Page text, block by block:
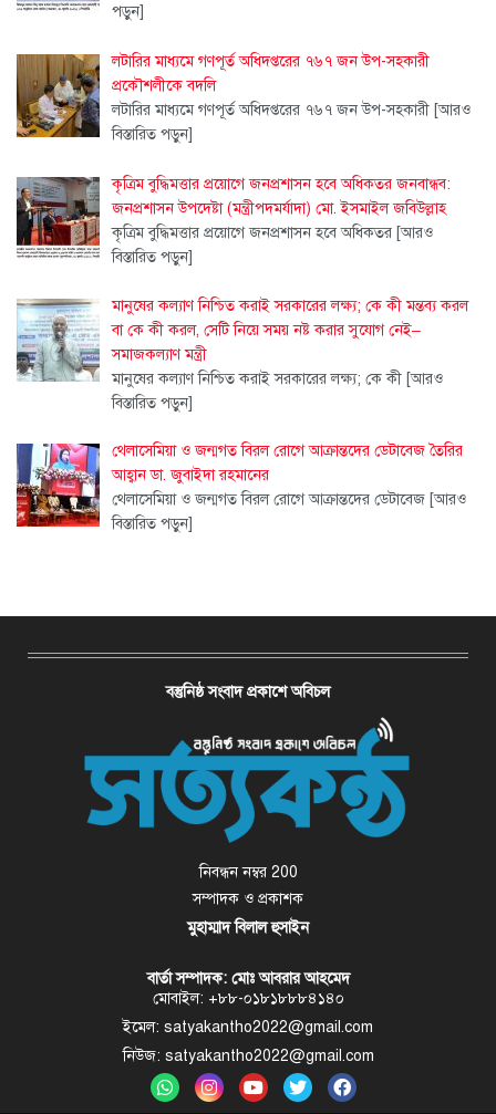
পড়ুন]
লটারির মাধ্যমে গণপূর্ত অধিদপ্তরের ৭৬৭ জন উপ-সহকারী
প্রকৌশলীকে বদলি
লটারির মাধ্যমে গণপূর্ত অধিদপ্তরের ৭৬৭ জন উপ-সহকারী [আরও
বিস্তারিত পড়ুন]
কৃত্রিম বুদ্ধিমত্তার প্রয়োগে জনপ্রশাসন হবে অধিকতর জনবান্ধব:
জনপ্রশাসন উপদেষ্টা (মন্ত্রীপদমর্যাদা) মো. ইসমাইল জবিউল্লাহ
কৃত্রিম বুদ্ধিমত্তার প্রয়োগে জনপ্রশাসন হবে অধিকতর [আরও
বিস্তারিত পড়ুন]
মানুষের কল্যাণ নিশ্চিত করাই সরকারের লক্ষ্য; কে কী মন্তব্য করল
বা কে কী করল, সেটি নিয়ে সময় নষ্ট করার সুযোগ নেই–
সমাজকল্যাণ মন্ত্রী
মানুষের কল্যাণ নিশ্চিত করাই সরকারের লক্ষ্য; কে কী [আরও
বিস্তারিত পড়ুন]
থেলাসেমিয়া ও জন্মগত বিরল রোগে আক্রান্তদের ডেটাবেজ তৈরির
আহ্বান ডা. জুবাইদা রহমানের
থেলাসেমিয়া ও জন্মগত বিরল রোগে আক্রান্তদের ডেটাবেজ [আরও
বিস্তারিত পড়ুন]
বস্তুনিষ্ঠ সংবাদ প্রকাশে অবিচল
নিবন্ধন নম্বর 200
সম্পাদক ও প্রকাশক
মুহাম্মাদ বিলাল হুসাইন
বার্তা সম্পাদক: মোঃ আবরার আহমেদ
মোবাইল: +৮৮-০১৮১৮৮৮৪১৪০
ইমেল: satyakantho2022@gmail.com
নিউজ: satyakantho2022@gmail.com